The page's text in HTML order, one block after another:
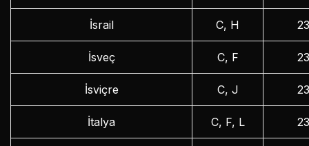
İsrail C, H
İsveç C, F
İsviçre C, J
İtalya C, F, L